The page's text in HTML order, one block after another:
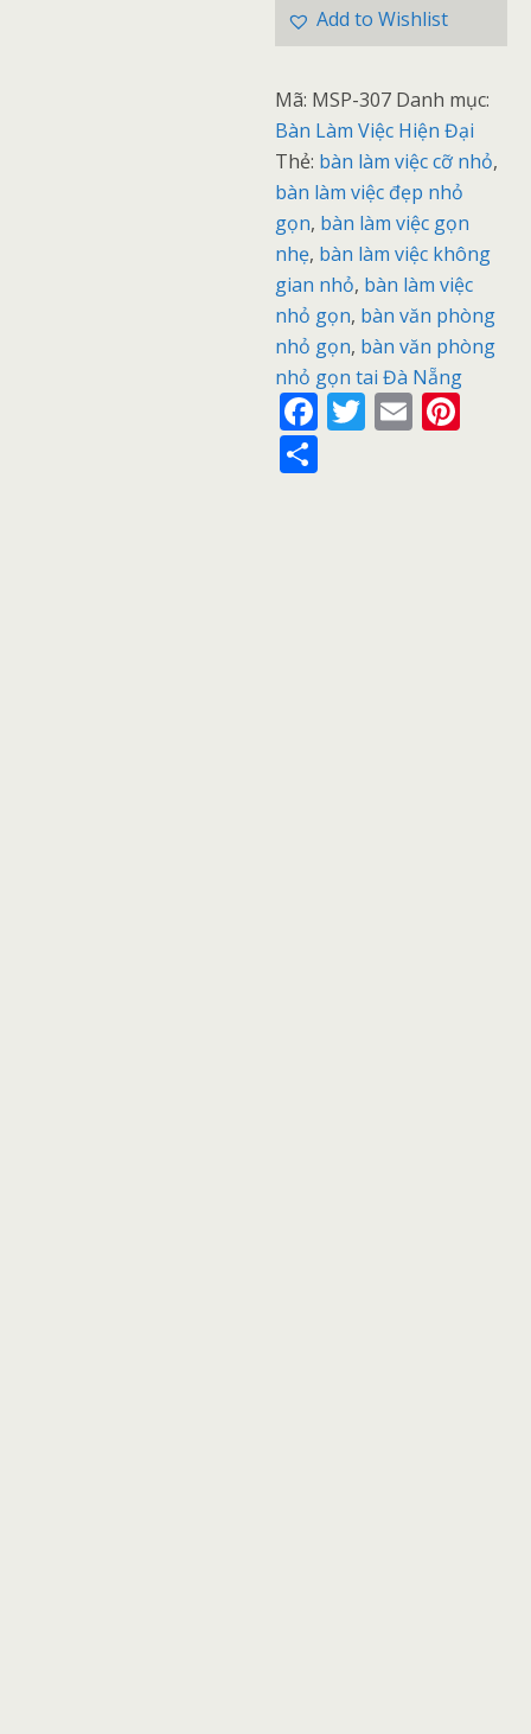
Add to Wishlist
Mã: MSP-307 Danh mục:
Bàn Làm Việc Hiện Đại
Thẻ: bàn làm việc cỡ nhỏ,
bàn làm việc đẹp nhỏ
gọn, bàn làm việc gọn
nhẹ, bàn làm việc không
gian nhỏ, bàn làm việc
nhỏ gọn, bàn văn phòng
nhỏ gọn, bàn văn phòng
nhỏ gọn tai Đà Nẵng
F T E